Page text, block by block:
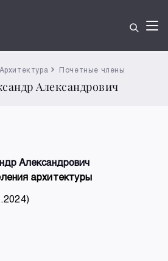
Архитектура Почетные члены
Александрович
Александрович
архитектуры